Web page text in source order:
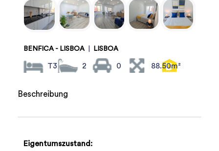
BENFICA - LISBOA LISBOA
T3 2 0 88.50m²
Beschreibung
Eigentumszustand: